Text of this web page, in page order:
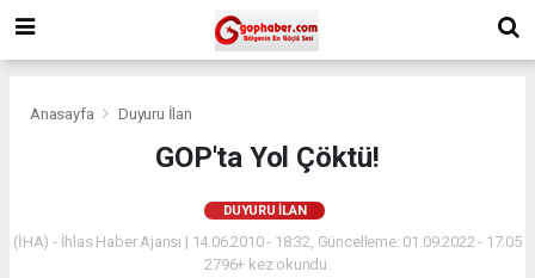
Anasayfa Duyuru İlan
GOP'ta Yol Çöktü!
DUYURU İLAN
(İHA) - İhlas Haber Ajansı | 14.06.2010 - 18:32, Güncelleme: 01.09.2022 - 17:05
2796+ kez okundu.